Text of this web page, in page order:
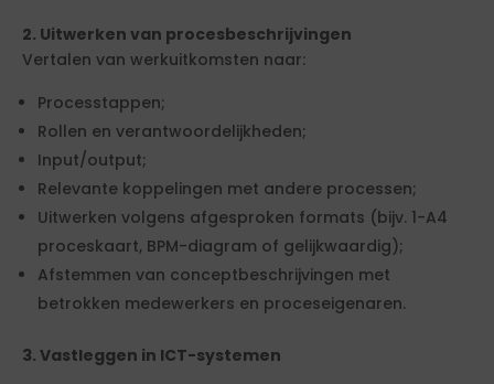
2. Uitwerken van procesbeschrijvingen
Vertalen van werkuitkomsten naar:
Processtappen;
Rollen en verantwoordelijkheden;
Input/output;
Relevante koppelingen met andere processen;
Uitwerken volgens afgesproken formats (bijv. 1-A4
proceskaart, BPM-diagram of gelijkwaardig);
Afstemmen van conceptbeschrijvingen met
betrokken medewerkers en proceseigenaren.
3. Vastleggen in ICT-systemen